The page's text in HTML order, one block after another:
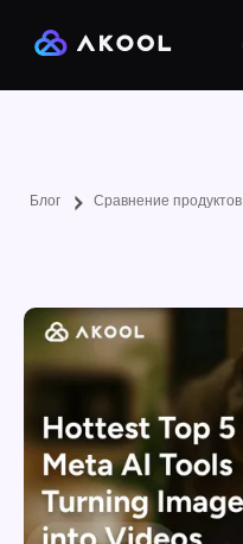
Блог Сравнение продуктов